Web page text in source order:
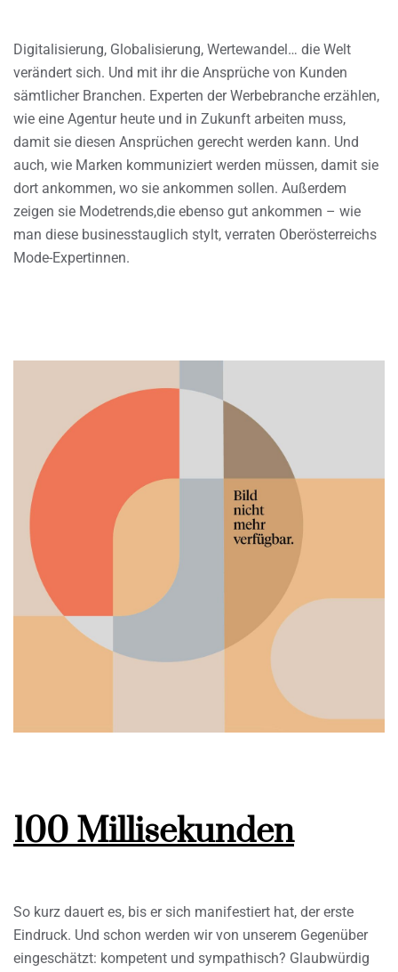
Digitalisierung, Globalisierung, Wertewandel… die Welt
verändert sich. Und mit ihr die Ansprüche von Kunden
sämtlicher Branchen. Experten der Werbebranche erzählen,
wie eine Agentur heute und in Zukunft arbeiten muss,
damit sie diesen Ansprüchen gerecht werden kann. Und
auch, wie Marken kommuniziert werden müssen, damit sie
dort ankommen, wo sie ankommen sollen. Außerdem
zeigen sie Modetrends,die ebenso gut ankommen – wie
man diese businesstauglich stylt, verraten Oberösterreichs
Mode-Expertinnen.
100 Millisekunden
So kurz dauert es, bis er sich manifestiert hat, der erste
Eindruck. Und schon werden wir von unserem Gegenüber
eingeschätzt: kompetent und sympathisch? Glaubwürdig